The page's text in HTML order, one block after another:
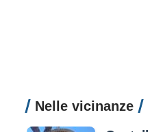
Nelle vicinanze